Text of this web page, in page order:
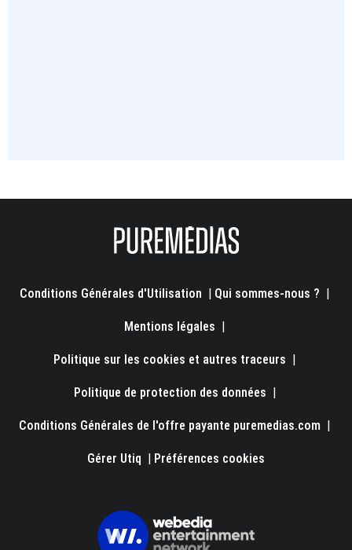
Conditions Générales d'Utilisation Qui sommes-nous ?
Mentions légales
Politique sur les cookies et autres traceurs
Politique de protection des données
Conditions Générales de l'offre payante puremedias.com
Gérer Utiq Préférences cookies